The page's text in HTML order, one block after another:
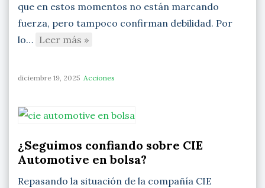
que en estos momentos no están marcando
fuerza, pero tampoco confirman debilidad. Por
lo… Leer más »
diciembre 19, 2025 Acciones
¿Seguimos confiando sobre CIE
Automotive en bolsa?
Repasando la situación de la compañía CIE